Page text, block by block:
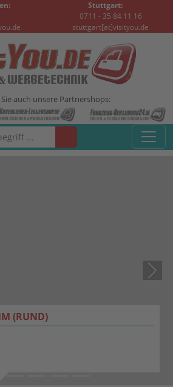
Stuttgart:
0711 - 35 84 11 16
stuttgart[at]visityou.de
auch unsere Partnershops:
(RUND)
Next